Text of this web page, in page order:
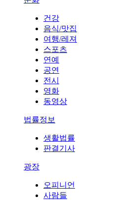
건강
음식/맛집
여행/레져
스포츠
연예
공연
전시
영화
동영상
법률정보
생활법률
판결기사
광장
오피니언
사람들